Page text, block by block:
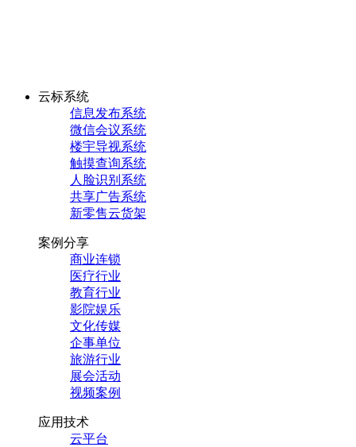
云标系统
信息发布系统
微信会议系统
楼宇导视系统
触摸查询系统
人脸识别系统
共享广告系统
新零售云货架
案例分享
商业连锁
医疗行业
教育行业
影院娱乐
文化传媒
企事单位
旅游行业
展会活动
视频案例
应用技术
云平台